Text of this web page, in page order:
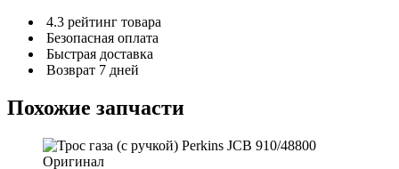
4.3 рейтинг товара
Безопасная оплата
Быстрая доставка
Возврат 7 дней
Похожие запчасти